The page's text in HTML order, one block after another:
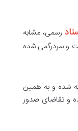
رسمی، مشابه
و سردرگمی شده
شده و به همین
و تقاضای صدور